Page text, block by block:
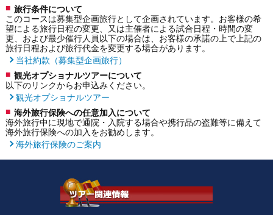
旅行条件について
このコースは募集型企画旅行として企画されています。お客様の希
望による旅行日程の変更、又は主催者による試合日程・時間の変
更、および最少催行人員以下の場合は、お客様の承諾の上で上記の
旅行日程および旅行代金を変更する場合があります。
当社約款（募集型企画旅行）
観光オプショナルツアーについて
以下のリンクからお申込みください。
観光オプショナルツアー
海外旅行保険への任意加入について
海外旅行中に現地で通院・入院する場合や携行品の盗難等に備えて
海外旅行保険への加入をお勧めします。
海外旅行保険のご案内